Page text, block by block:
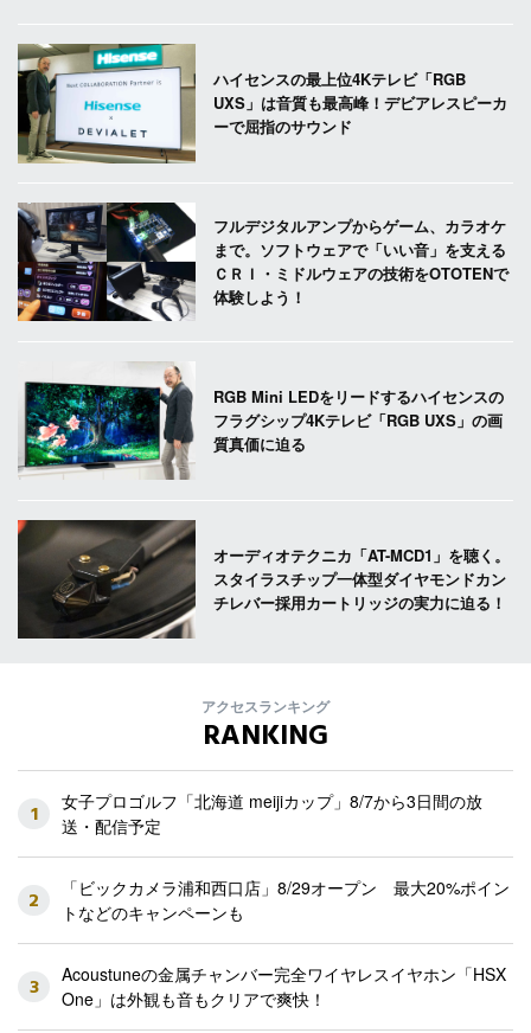
ハイセンスの最上位4Kテレビ「RGB
UXS」は音質も最高峰！デビアレスピーカ
ーで屈指のサウンド
フルデジタルアンプからゲーム、カラオケ
まで。ソフトウェアで「いい音」を支える
ＣＲＩ・ミドルウェアの技術をOTOTENで
体験しよう！
RGB Mini LEDをリードするハイセンスの
フラグシップ4Kテレビ「RGB UXS」の画
質真価に迫る
オーディオテクニカ「AT-MCD1」を聴く。
スタイラスチップ一体型ダイヤモンドカン
チレバー採用カートリッジの実力に迫る！
アクセスランキング
RANKING
1
女子プロゴルフ「北海道 meijiカップ」8/7から3日間の放
送・配信予定
2
「ビックカメラ浦和西口店」8/29オープン 最大20%ポイン
トなどのキャンペーンも
3
Acoustuneの金属チャンバー完全ワイヤレスイヤホン「HSX
One」は外観も音もクリアで爽快！